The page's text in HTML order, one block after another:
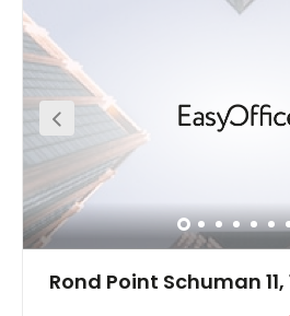
Rond Point Schuman 11,